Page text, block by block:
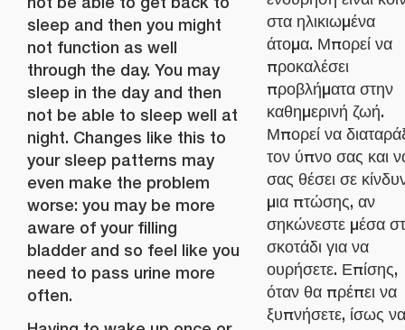
sleep and then you might
not function as well
through the day. You may
sleep in the day and then
not be able to sleep well at
night. Changes like this to
your sleep patterns may
even make the problem
worse: you may be more
aware of your filling
bladder and so feel like you
need to pass urine more
often.
στα ηλικιωμένα
άτομα. Μπορεί να
προκαλέσει
προβλήματα στην
καθημερινή ζωή.
Μπορεί να
τον ύπνο σας και
σας θέσει σε
μια πτώσης, αν
σηκώνεστε μέσα
σκοτάδι για να
ουρήσετε. Επίσης,
όταν θα πρέπει να
ξυπνήσετε, ίσως να